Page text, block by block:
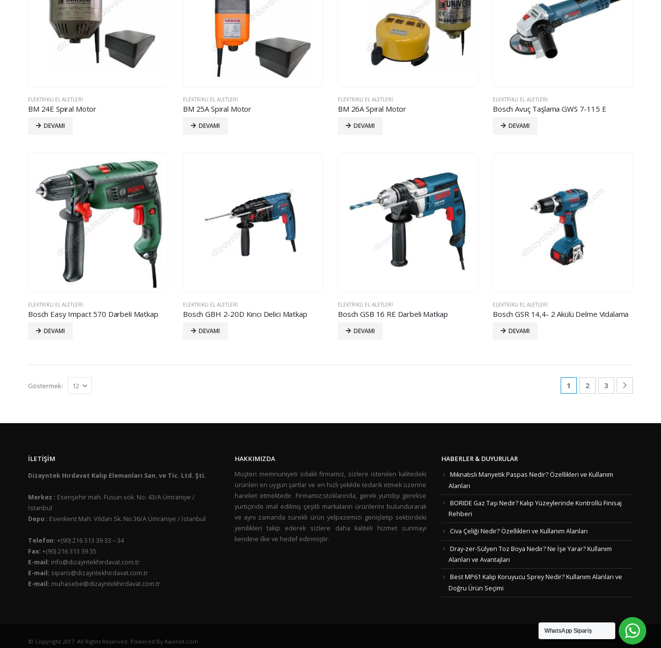
ELEKTRIKLI EL ALETLERI
BM 24E Spiral Motor
DEVAMI
ELEKTRIKLI EL ALETLERI
BM 25A Spiral Motor
DEVAMI
ELEKTRIKLI EL ALETLERI
BM 26A Spiral Motor
DEVAMI
ELEKTRIKLI EL ALETLERI
Bosch Avuç Taşlama GWS 7-115 E
DEVAMI
ELEKTRIKLI EL ALETLERI
Bosch Easy Impact 570 Darbeli Matkap
DEVAMI
ELEKTRIKLI EL ALETLERI
Bosch GBH 2-20D Kırıcı Delici Matkap
DEVAMI
ELEKTRIKLI EL ALETLERI
Bosch GSB 16 RE Darbeli Matkap
DEVAMI
ELEKTRIKLI EL ALETLERI
Bosch GSR 14,4- 2 Akülü Delme Vidalama
DEVAMI
Göstermek: 1 2 3
İLETIŞIM
Dizayntek Hırdavat Kalıp Elemanları San. ve Tic. Ltd. Şti.
Merkez : Esenşehir mah. Füsun sok. No: 43/A Ümraniye /
İstanbul
Depo : Esenkent Mah. Vildan Sk. No:36/A Ümraniye / İstanbul
Telefon: +(90) 216 313 39 33 – 34
Fax: +(90) 216 313 39 35
E-mail: info@dizayntekhirdavat.com.tr
E-mail: siparis@dizayntekhirdavat.com.tr
E-mail: muhasebe@dizayntekhirdavat.com.tr
HAKKIMIZDA
Müşteri memnuniyeti odaklı firmamız, sizlere istenilen kalitedeki
ürünleri en uygun şartlar ve en hızlı şekilde tedarik etmek üzerine
hareket etmektedir. Firmamız;stoklarında, gerek yurtdışı gerekse
yurtiçinde imal edilmiş çeşitli markaların ürünlerini bulundurarak
ve aynı zamanda sürekli ürün yelpazemizi genişletip sektördeki
yenilikleri takip ederek sizlere daha kaliteli hizmet sunmayı
kendine ilke ve hedef edinmiştir.
HABERLER & DUYURULAR
Mıknatıslı Manyetik Paspas Nedir? Özellikleri ve Kullanım
Alanları
BORIDE Gaz Taşı Nedir? Kalıp Yüzeylerinde Kontrollü Finisaj
Rehberi
Civa Çeliği Nedir? Özellikleri ve Kullanım Alanları
Dray-zer-Sülyen Toz Boya Nedir? Ne İşe Yarar? Kullanım
Alanları ve Avantajları
Best MP61 Kalıp Koruyucu Sprey Nedir? Kullanım Alanları ve
Doğru Ürün Seçimi
© Copyright 2017. All Rights Reserved. Powered By Kavinet.com
WhatsApp Sipariş